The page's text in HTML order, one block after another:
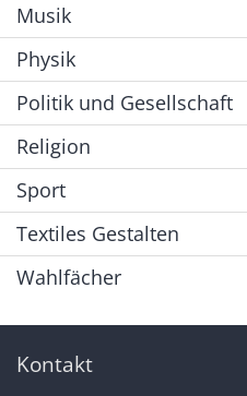
Musik
Physik
Politik und Gesellschaft
Religion
Sport
Textiles Gestalten
Wahlfächer
Kontakt